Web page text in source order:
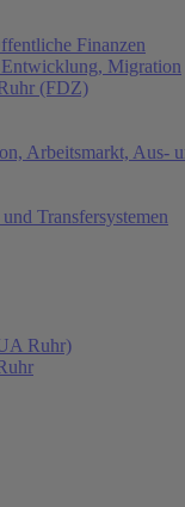
Finanzen
Migration
(FDZ)
Arbeitsmarkt, Aus-
Transfersystemen
Ruhr)